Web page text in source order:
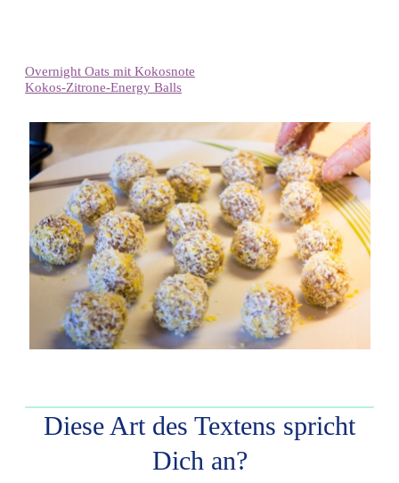
Overnight Oats mit Kokosnote
Kokos-Zitrone-Energy Balls
​Diese Art des Textens spricht
Dich an?